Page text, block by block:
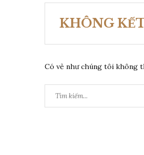
KHÔNG
Có vẻ như chúng tôi không